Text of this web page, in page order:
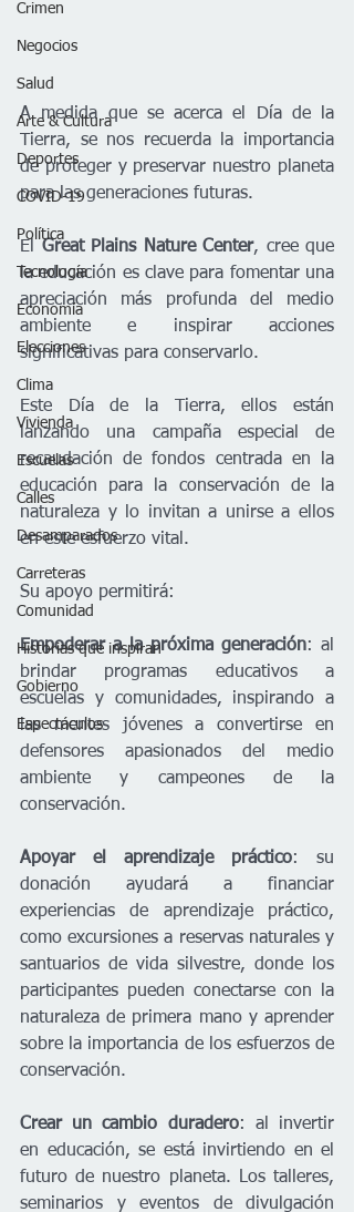
Crimen
Negocios
Salud
Arte & Cultura
Deportes
COVID-19
Política
Tecnología
Economía
Elecciones
Clima
Vivienda
Escuelas
Calles
Desamparados
Carreteras
Comunidad
Historias que inspiran
Gobierno
Espectáculos
A medida que se acerca el Día de la
Tierra, se nos recuerda la importancia
de proteger y preservar nuestro planeta
para las generaciones futuras.
El Great Plains Nature Center, cree que
la educación es clave para fomentar una
apreciación más profunda del medio
ambiente e inspirar acciones
significativas para conservarlo.
Este Día de la Tierra, ellos están
lanzando una campaña especial de
recaudación de fondos centrada en la
educación para la conservación de la
naturaleza y lo invitan a unirse a ellos
en este esfuerzo vital.
Su apoyo permitirá:
Empoderar a la próxima generación: al
brindar programas educativos a
escuelas y comunidades, inspirando a
las mentes jóvenes a convertirse en
defensores apasionados del medio
ambiente y campeones de la
conservación.
Apoyar el aprendizaje práctico: su
donación ayudará a financiar
experiencias de aprendizaje práctico,
como excursiones a reservas naturales y
santuarios de vida silvestre, donde los
participantes pueden conectarse con la
naturaleza de primera mano y aprender
sobre la importancia de los esfuerzos de
conservación.
Crear un cambio duradero: al invertir
en educación, se está invirtiendo en el
futuro de nuestro planeta. Los talleres,
seminarios y eventos de divulgación